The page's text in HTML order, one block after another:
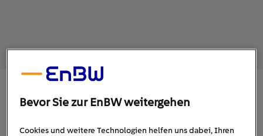
14. Dezember 2021 1min
Bevor Sie zur EnBW weitergehen
Cookies und weitere Technologien helfen uns dabei, Ihren